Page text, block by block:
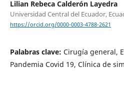
Lilian Rebeca Calderón Layedra
Universidad Central del Ecuador,
https://orcid.org/0000-0003-4788-2621
Palabras clave: Cirugía general,
Pandemia Covid 19, Clínica de